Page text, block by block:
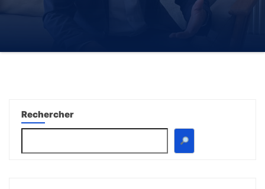
Rechercher